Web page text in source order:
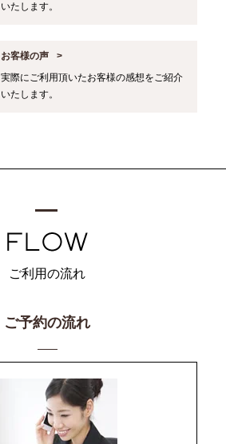
いたします。
お客様の声
実際にご利用頂いたお客様の感想をご紹介
いたします。
ご利用の流れ
ご予約の流れ